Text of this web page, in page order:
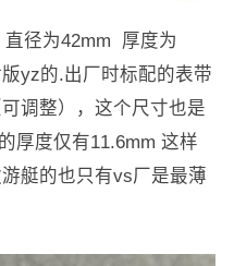
直径为42mm 厚度为
yz的.出厂时标配的表带
调整），这个尺寸也是
厚度仅有11.6mm 这样
艇的也只有vs厂是最薄